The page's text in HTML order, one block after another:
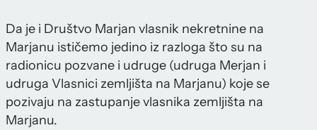
Da je i Društvo Marjan vlasnik nekretnine na
Marjanu ističemo jedino iz razloga što su na
radionicu pozvane i udruge (udruga Merjan i
udruga Vlasnici zemljišta na Marjanu) koje se
pozivaju na zastupanje vlasnika zemljišta na
Marjanu.